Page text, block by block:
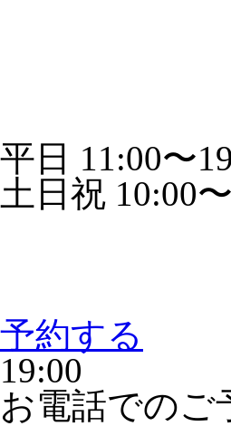
平日 11:00〜
土日祝 10:00
予約する
19:00
お電話でのご